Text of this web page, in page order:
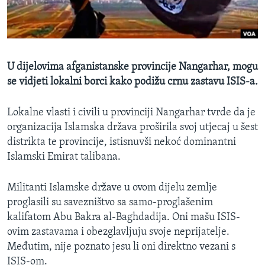
MAGAZIN
O GLASU AMERIKE
Learning English
Jezici
U dijelovima afganistanske provincije Nangarhar, mogu
se vidjeti lokalni borci kako podižu crnu zastavu ISIS-a.
Lokalne vlasti i civili u provinciji Nangarhar tvrde da je
organizacija Islamska država proširila svoj utjecaj u šest
distrikta te provincije, istisnuvši nekoć dominantni
Islamski Emirat talibana.
Militanti Islamske države u ovom dijelu zemlje
proglasili su savezništvo sa samo-proglašenim
kalifatom Abu Bakra al-Baghdadija. Oni mašu ISIS-
ovim zastavama i obezglavljuju svoje neprijatelje.
Međutim, nije poznato jesu li oni direktno vezani s
ISIS-om.